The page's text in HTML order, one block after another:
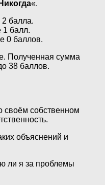
Никогда«.
2 балла.
1 балл.
0 баллов.
Полученная сумма
38 баллов.
своём собственном
объяснений и
ли я за проблемы